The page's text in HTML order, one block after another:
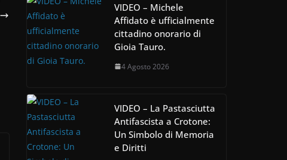
VIDEO – Michele
Affidato è ufficialmente
cittadino onorario di
Gioia Tauro.
4 Agosto 2026
VIDEO – La Pastasciutta
Antifascista a Crotone:
Un Simbolo di Memoria
e Diritti